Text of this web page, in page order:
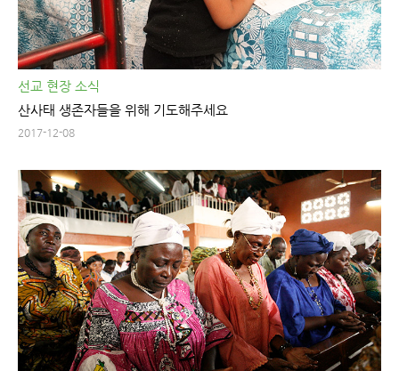
선교 현장 소식
산사태 생존자들을 위해 기도해주세요
2017-12-08